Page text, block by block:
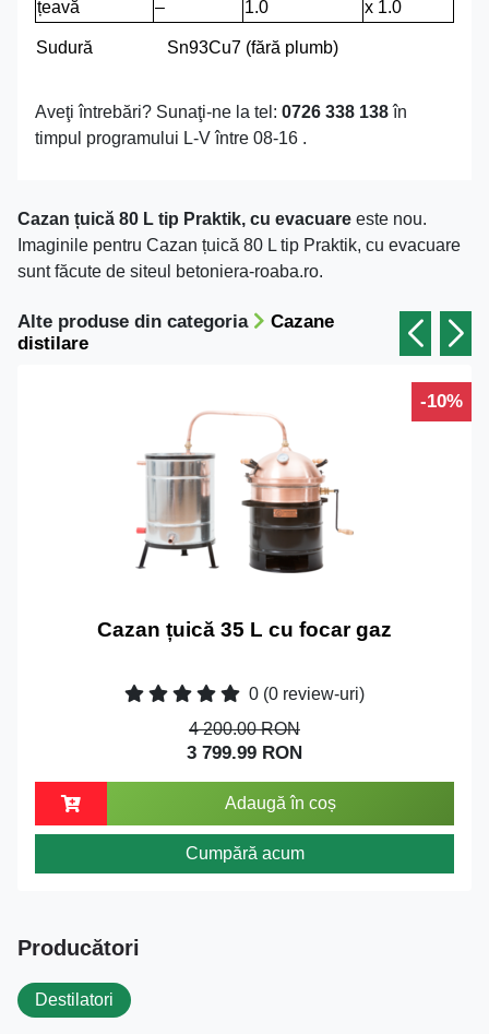
țeavă
–
1.0
x 1.0
Sudură Sn93Cu7 (fără plumb)
Aveţi întrebări? Sunaţi-ne la tel: 0726 338 138în
timpul programului L-V între 08-16 .
Cazan țuică 80 L tip Praktik, cu evacuare este nou.
Imaginile pentru Cazan țuică 80 L tip Praktik, cu evacuare
sunt făcute de siteul betoniera-roaba.ro.
Alte produse din categoria
Cazane
distilare
-10%
Cazan țuică 35 L cu focar gaz
0 (0 review-uri)
4 200.00 RON
3 799.99 RON
Adaugă în coș
Cumpără acum
Producători
Destilatori